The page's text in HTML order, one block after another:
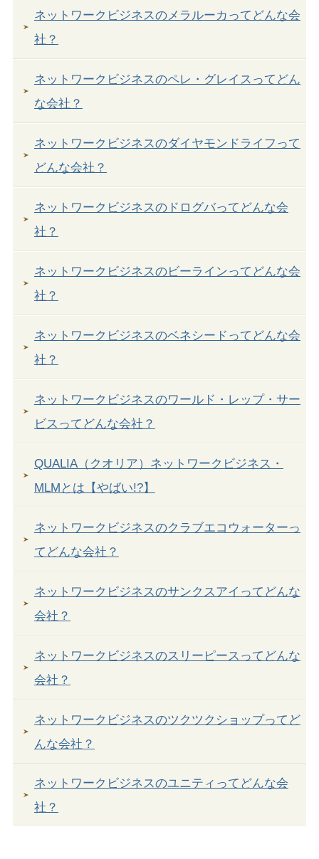
ネットワークビジネスのメラルーカってどんな会
社？
ネットワークビジネスのペレ・グレイスってどん
な会社？
ネットワークビジネスのダイヤモンドライフって
どんな会社？
ネットワークビジネスのドログバってどんな会
社？
ネットワークビジネスのビーラインってどんな会
社？
ネットワークビジネスのベネシードってどんな会
社？
ネットワークビジネスのワールド・レップ・サー
ビスってどんな会社？
QUALIA（クオリア）ネットワークビジネス・
MLMとは【やばい!?】
ネットワークビジネスのクラブエコウォーターっ
てどんな会社？
ネットワークビジネスのサンクスアイってどんな
会社？
ネットワークビジネスのスリーピースってどんな
会社？
ネットワークビジネスのツクツクショップってど
んな会社？
ネットワークビジネスのユニティってどんな会
社？